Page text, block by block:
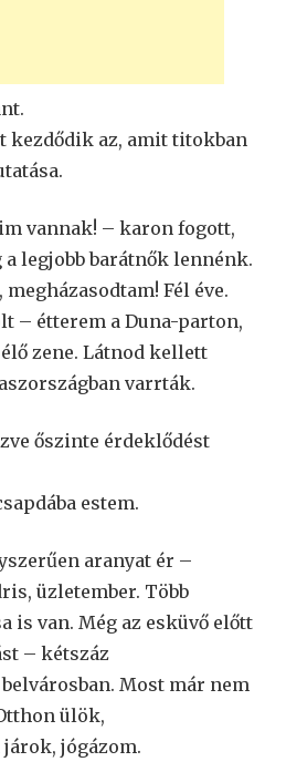
kezdődik az, amit titokban
vannak! – karon fogott,
legjobb barátnők lennénk.
Fél éve.
– étterem a Duna-parton,
zene. Látnod kellett
varrták.
őszinte érdeklődést
estem.
aranyat ér –
üzletember. Több
is van. Még az esküvő előtt
– kétszáz
Most már nem
ülök,
jógázom.